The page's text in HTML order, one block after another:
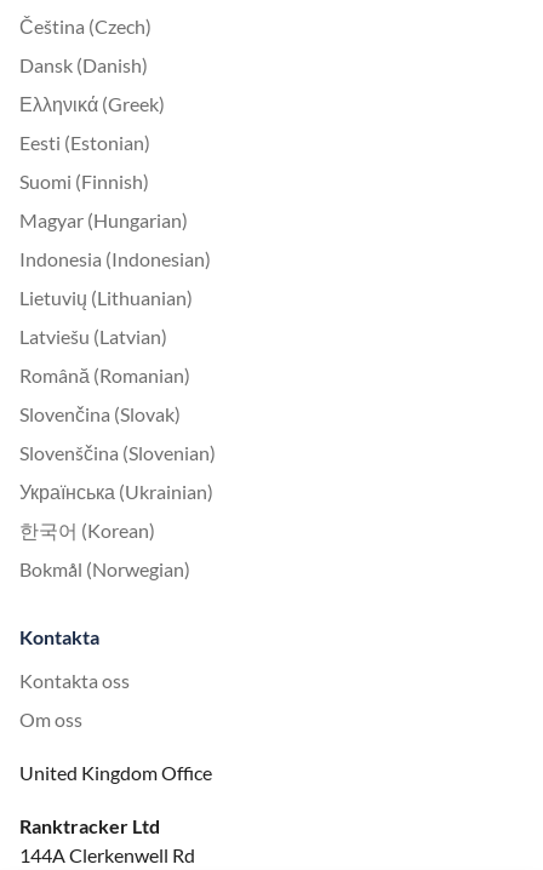
Čeština (Czech)
Dansk (Danish)
Ελληνικά (Greek)
Eesti (Estonian)
Suomi (Finnish)
Magyar (Hungarian)
Indonesia (Indonesian)
Lietuvių (Lithuanian)
Latviešu (Latvian)
Română (Romanian)
Slovenčina (Slovak)
Slovenščina (Slovenian)
Українська (Ukrainian)
한국어 (Korean)
Bokmål (Norwegian)
Kontakta
Kontakta oss
Om oss
United Kingdom Office
Ranktracker Ltd
144A Clerkenwell Rd